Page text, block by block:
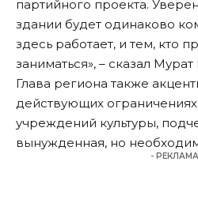
партийного проекта.
здании будет одинаково
здесь работает, и тем, кто
заниматься», – сказал
Глава региона также
действующих
учреждений культуры,
вынужденная, но
-